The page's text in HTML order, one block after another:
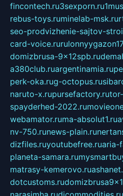
fincontech.ru3sexporn.ru
rebus-toys.ruminelab-msk.ru
seo-prodvizhenie-sajtov-
card-voice.ru
domizbrusa-9x12spb.ru
a380club.ruargentinamia.ru
perk-oka.rug-octopus.ru
naruto-x.rupursefactory.ru
spayderhed-2022.ru
webamator.ruma-absolut1.ru
nv-750.runews-plain.ru
dizfiles.ruyoutubefree.ruaria-
planeta-samara.ru
matrasy-kemerovo.ru
dotcustoms.ru